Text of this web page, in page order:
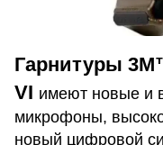
Гарнитуры
VI имеют новые и
микрофоны,
новый цифровой